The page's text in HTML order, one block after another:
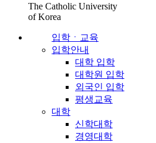
The Catholic University
of Korea
입학ㆍ교육
입학안내
대학 입학
대학원 입학
외국인 입학
평생교육
대학
신학대학
경영대학